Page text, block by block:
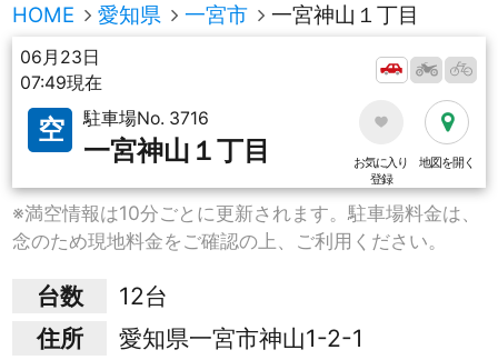
HOME 愛知県 一宮市 一宮神山１丁目
06月23日
07:49現在
空 駐車場No. 3716
一宮神山１丁目
お気に入り
登録
地図を開く
※満空情報は10分ごとに更新されます。駐車場料金は、
念のため現地料金をご確認の上、ご利用ください。
台数
12台
住所
愛知県一宮市神山1-2-1